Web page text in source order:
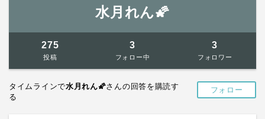
水月れん🌠
275
投稿
3
フォロー中
3
フォロワー
フォロー
タイムラインで水月れん🌠さんの回答を購読す
る